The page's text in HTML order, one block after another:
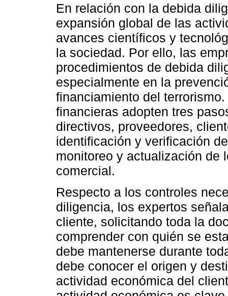
En relación con la debida
expansión global de las
avances científicos y
la sociedad. Por ello, las
procedimientos de debida
especialmente en la
financiamiento del
financieras adopten tres
directivos, proveedores,
identificación y verificación
monitoreo y actualización de
comercial.
Respecto a los controles
diligencia, los expertos
cliente, solicitando toda la
comprender con quién se
debe mantenerse durante
debe conocer el origen y
actividad económica del